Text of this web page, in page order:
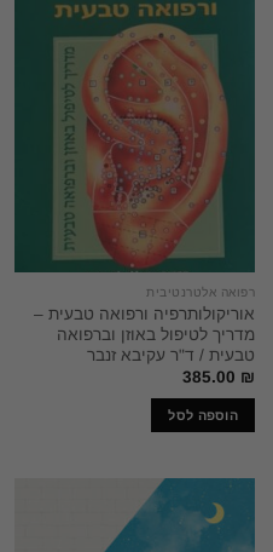
רפואה אלטרנטיבית
אוריקולותרפיה ורפואה טבעית –
מדריך לטיפול באוזן וברפואה
טבעית / ד"ר עקיבא זנבר
385.00 ₪
הוספה לסל